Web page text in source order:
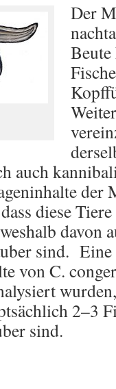
Der
auch
der
diese
davon
sind.
von C.
2–3
sind.